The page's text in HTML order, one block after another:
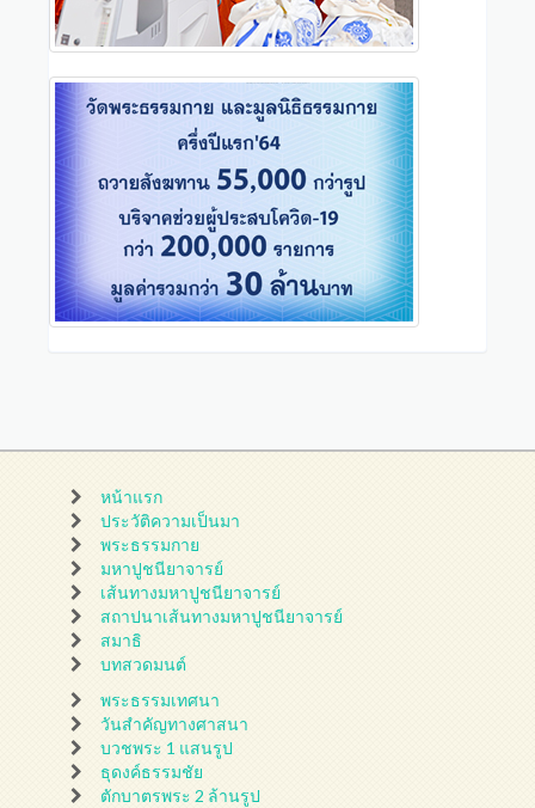
หน้าแรก
ประวัติความเป็นมา
พระธรรมกาย
มหาปูชนียาจารย์
เส้นทางมหาปูชนียาจารย์
สถาปนาเส้นทางมหาปูชนียาจารย์
สมาธิ
บทสวดมนต์
พระธรรมเทศนา
วันสำคัญทางศาสนา
บวชพระ 1 แสนรูป
ธุดงค์ธรรมชัย
ตักบาตรพระ 2 ล้านรูป